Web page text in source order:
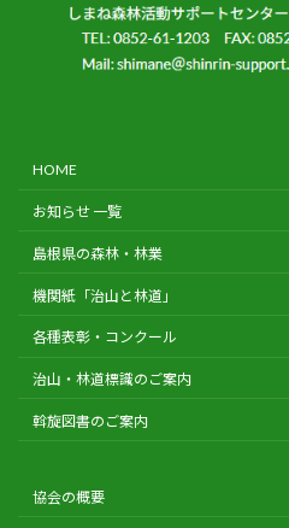
HOME
お知らせ 一覧
島根県の森林・林業
機関紙「治山と林道」
各種表彰・コンクール
治山・林道標識のご案内
斡旋図書のご案内
協会の概要